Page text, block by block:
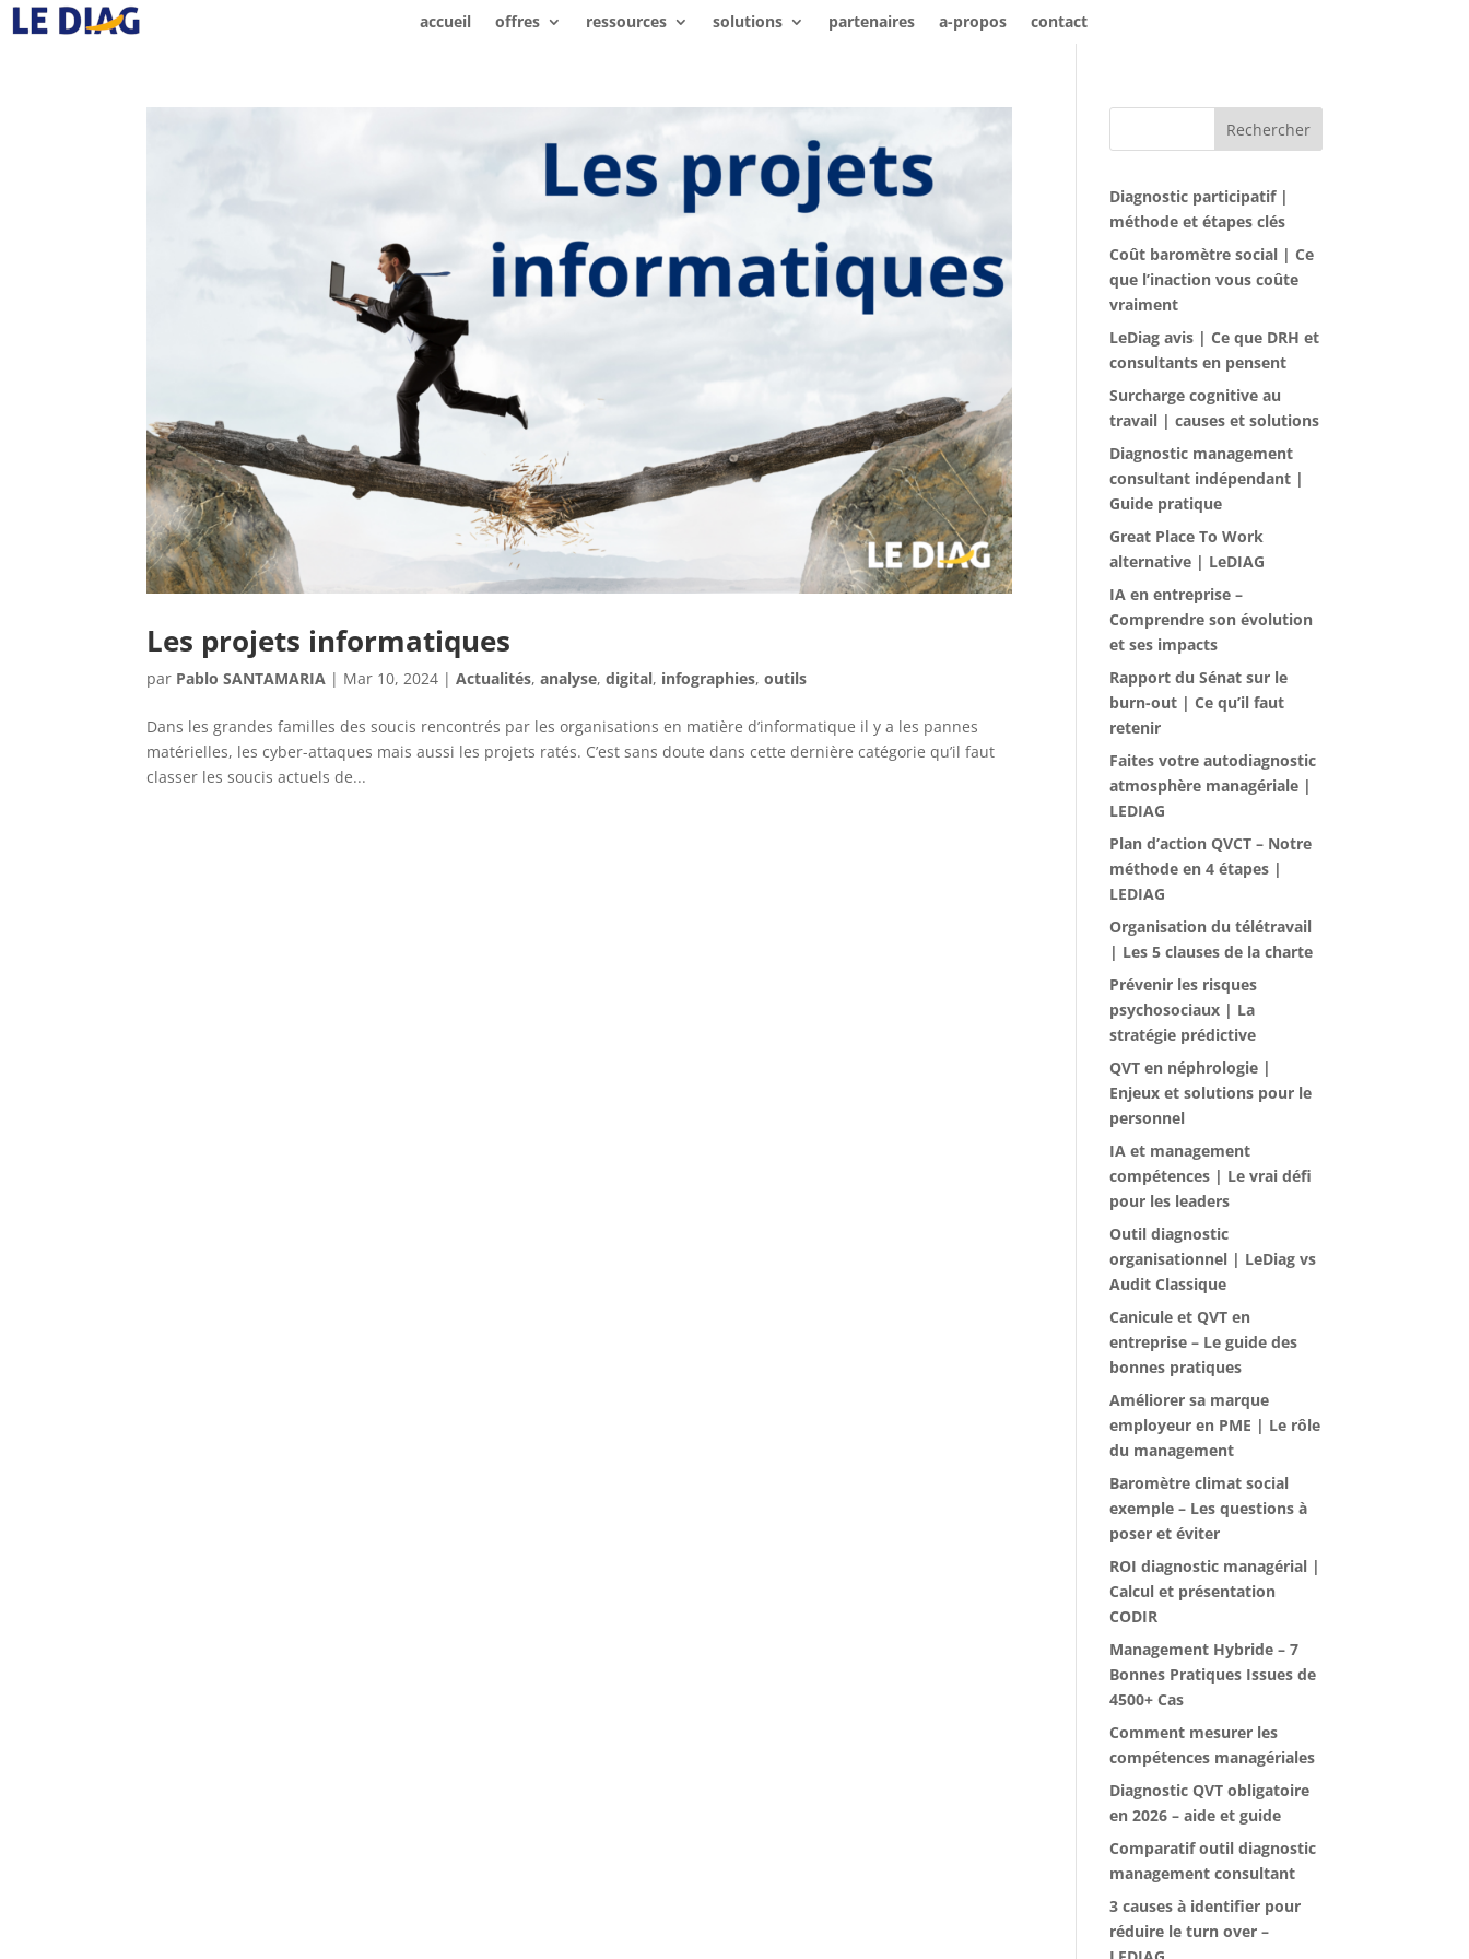
accueil offres ressources solutions partenaires a-propos contact
Les projets informatiques
par Pablo SANTAMARIA | Mar 10, 2024 |Actualités,analyse,digital, infographies,outils
Dans les grandes familles des soucis rencontrés par les organisations en matière d’informatique il y a les pannes
matérielles, les cyber-attaques mais aussi les projets ratés. C’est sans doute dans cette dernière catégorie qu’il faut
classer les soucis actuels de...
Rechercher
Diagnostic participatif |
méthode et étapes clés
Coût baromètre social | Ce
que l’inaction vous coûte
vraiment
LeDiag avis | Ce que DRH et
consultants en pensent
Surcharge cognitive au
travail | causes et solutions
Diagnostic management
consultant indépendant |
Guide pratique
Great Place To Work
alternative | LeDIAG
IA en entreprise –
Comprendre son évolution
et ses impacts
Rapport du Sénat sur le
burn-out | Ce qu’il faut
retenir
Faites votre autodiagnostic
atmosphère managériale |
LEDIAG
Plan d’action QVCT – Notre
méthode en 4 étapes |
LEDIAG
Organisation du télétravail
| Les 5 clauses de la charte
Prévenir les risques
psychosociaux | La
stratégie prédictive
QVT en néphrologie |
Enjeux et solutions pour le
personnel
IA et management
compétences | Le vrai défi
pour les leaders
Outil diagnostic
organisationnel | LeDiag vs
Audit Classique
Canicule et QVT en
entreprise – Le guide des
bonnes pratiques
Améliorer sa marque
employeur en PME | Le rôle
du management
Baromètre climat social
exemple – Les questions à
poser et éviter
ROI diagnostic managérial |
Calcul et présentation
CODIR
Management Hybride – 7
Bonnes Pratiques Issues de
4500+ Cas
Comment mesurer les
compétences managériales
Diagnostic QVT obligatoire
en 2026 – aide et guide
Comparatif outil diagnostic
management consultant
3 causes à identifier pour
réduire le turn over –